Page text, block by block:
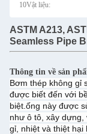
10Vật liệu:
ASTM A213,
Seamless Pipe
Thông tin về sản
Bơm thép không gỉ
được biết đến với
biệt.ống này được
như ô tô, xây dựng,
gỉ, nhiệt và thiệt